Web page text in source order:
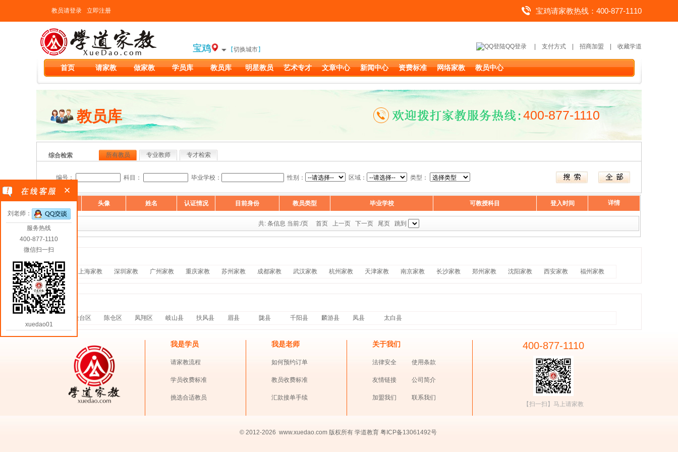
教员请登录 立即注册 宝鸡请家教热线：400-877-1110
QQ登录 支付方式 招商加盟 收藏学道
宝鸡 【切换城市】
首页 请家教 做家教 学员库 教员库 明星教员 艺术专才 文章中心 新闻中心 资费标准 网络家教 教员中心
教员库 400-877-1110
综合检索 所有教员 专业教师 专才检索
编号： 科目： 毕业学校： 性别： 区域： 类型：
教员编号 头像 姓名 认证情况 目前身份 教员类型 毕业学校 可教授科目 登入时间 详情
共: 条信息 当前:/页 首页 上一页 下一页 尾页 跳到
北京家教 上海家教 深圳家教 广州家教 重庆家教 苏州家教 成都家教 武汉家教 杭州家教 天津家教 南京家教 长沙家教 郑州家教 沈阳家教 西安家教 福州家教
分站家教
金台区 陈仓区 凤翔区 岐山县 扶风县 眉县 陇县 千阳县 麟游县 凤县 太白县
我是学员
请家教流程
学员收费标准
挑选合适教员
我是老师
如何预约订单
教员收费标准
汇款接单手续
关于我们
法律安全 使用条款
友情链接 公司简介
加盟我们 联系我们
400-877-1110
【扫一扫】马上请家教
© 2012-2026 www.xuedao.com 版权所有 学道教育 粤ICP备13061492号
刘老师：
服务热线
400-877-1110
微信扫一扫
xuedao01